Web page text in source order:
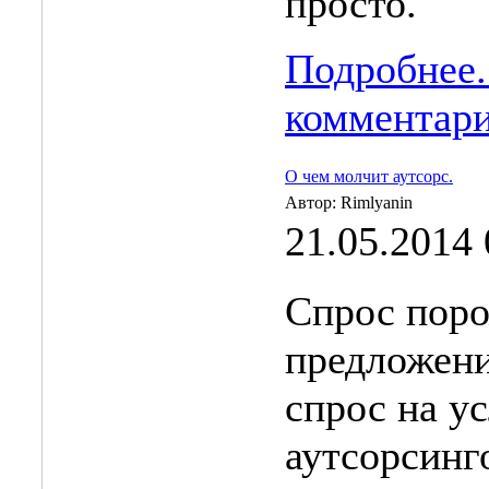
О чем молчит аутсорс.
Автор: Rimlyanin
21.05.2014
Спрос
спрос на